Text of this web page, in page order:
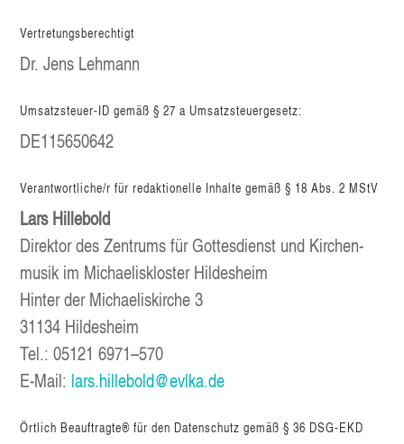
Ver­tre­tungs­be­rech­tigt
Dr. Jens Lehmann
Umsatz­steu­er-ID gemäß § 27 a Umsatzsteuergesetz:
DE115650642
Verantwortliche/​r für redak­tio­nel­le Inhal­te gemäß § 18 Abs. 2 MStV
LarsHil­le­bold
Direk­tor des Zen­trums für Got­tes­dienst und Kir­chen­
mu­sik im Michae­lis­klos­ter Hildesheim
Hin­ter der Michae­lis­kir­che 3
31134 Hil­des­heim
Tel.:05121 6971–570
E‑Mail: lars.hillebold@evlka.de
Ört­lich Beauf­trag­te® für den Daten­schutz gemäß § 36 DSG-EKD